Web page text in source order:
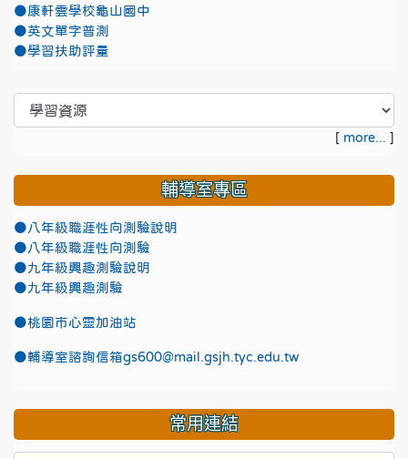
●康軒雲學校龜山國中
●英文單字普測
●學習扶助評量
[ more... ]
輔導室專區
●八年級職涯性向測驗說明
●八年級職涯性向測驗
●九年級興趣測驗說明
●九年級興趣測驗
●桃園市心靈加油站
●輔導室諮詢信箱gs600@mail.gsjh.tyc.edu.tw
常用連結